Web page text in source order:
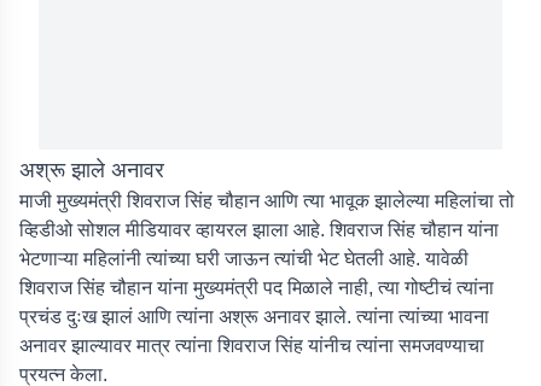
अश्रू झाले अनावर
माजी मुख्यमंत्री शिवराज सिंह चौहान आणि त्या भावूक झालेल्या महिलांचा तो
व्हिडीओ सोशल मीडियावर व्हायरल झाला आहे. शिवराज सिंह चौहान यांना
भेटणाऱ्या महिलांनी त्यांच्या घरी जाऊन त्यांची भेट घेतली आहे. यावेळी
शिवराज सिंह चौहान यांना मुख्यमंत्री पद मिळाले नाही, त्या गोष्टीचं त्यांना
प्रचंड दुःख झालं आणि त्यांना अश्रू अनावर झाले. त्यांना त्यांच्या भावना
अनावर झाल्यावर मात्र त्यांना शिवराज सिंह यांनीच त्यांना समजवण्याचा
प्रयत्न केला.